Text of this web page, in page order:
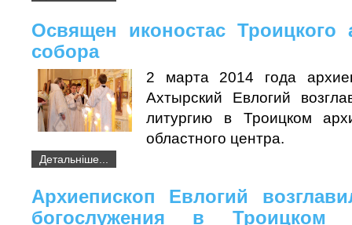
Освящен иконостас Троицкого
собора
2 марта 2014 года
Ахтырский Евлогий
литургию в Троицком
областного центра.
Детальніше...
Архиепископ Евлогий
богослужения в Троицком